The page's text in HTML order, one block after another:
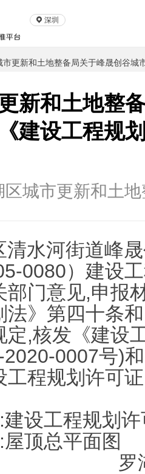
深圳
市更新和土地整备局关于峰晟创谷城
新和土地整
建设工程规
区城市更新和土
河街道峰晟
0080）建设
部门意见,申报
法》第四十条
定,核发《建设
0007号)
工程规划许可
工程规划许
顶总平面图
罗湖